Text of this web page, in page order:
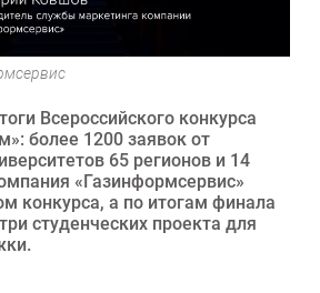
Всероссийского конкурса
более 1200 заявок от
65 регионов и 14
«Газинформсервис»
конкурса, а по итогам финала
студенческих проекта для